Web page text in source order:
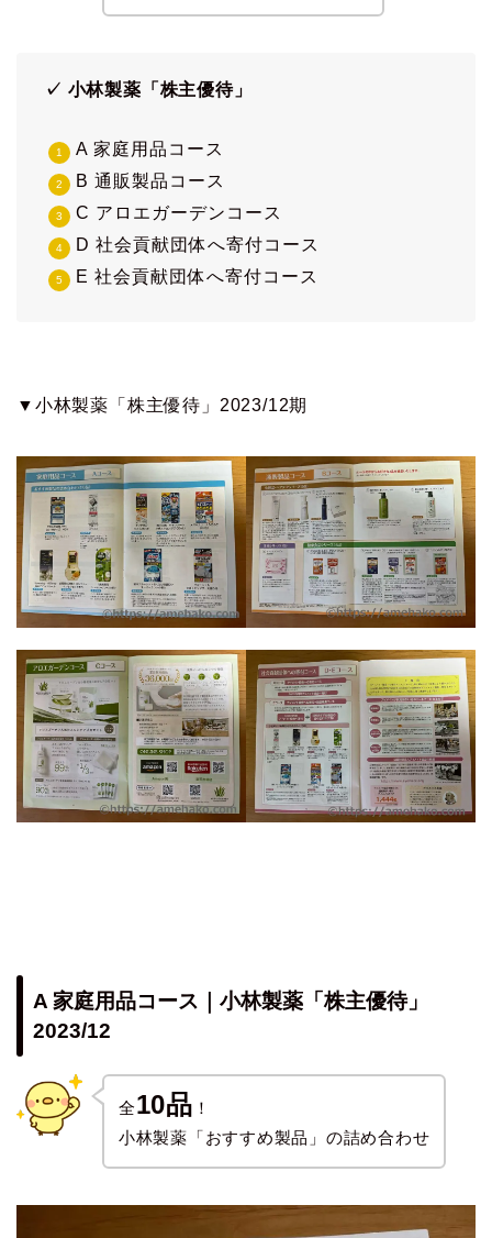
✓ 小林製薬「株主優待」
A 家庭用品コース
B 通販製品コース
C アロエガーデンコース
D 社会貢献団体へ寄付コース
E 社会貢献団体へ寄付コース
▼小林製薬「株主優待」2023/12期
A 家庭用品コース｜小林製薬「株主優待」
2023/12
全10品 ！
小林製薬「おすすめ製品」の詰め合わせ